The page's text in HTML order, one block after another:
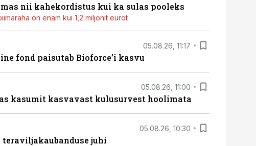
nii kahekordistus kui ka sulas pooleks
on enam kui 1,2 miljonit eurot
05.08.26, 11:17
fond paisutab Bioforce’i kasvu
05.08.26, 11:00
kasumit kasvavast kulusurvest hoolimata
05.08.26, 10:30
teraviljakaubanduse juhi